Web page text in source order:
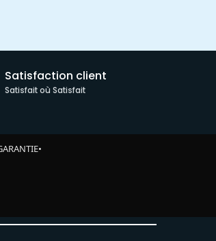
Satisfaction client
Satisfait où Satisfait
•